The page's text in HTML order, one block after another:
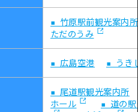
■ 竹原駅前観光案内所
ただのうみ
■ 広島空港 ■ うき
■ 尾道駅観光案内所
ホール
■ 道の駅